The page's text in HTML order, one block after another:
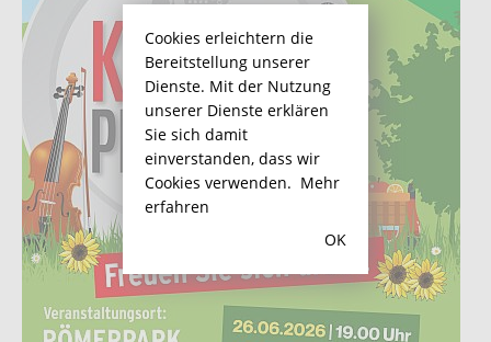
Cookies erleichtern die
Bereitstellung unserer
Dienste. Mit der Nutzung
unserer Dienste erklären
Sie sich damit
einverstanden, dass wir
Cookies verwenden. Mehr
erfahren
OK